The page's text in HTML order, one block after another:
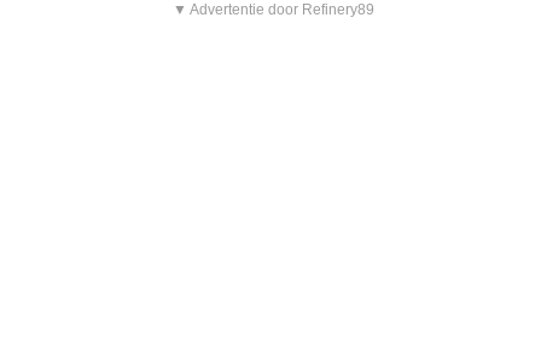
▼ Advertentie door Refinery89